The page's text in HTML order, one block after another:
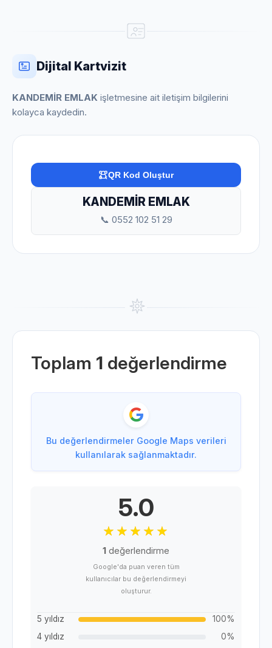
Dijital Kartvizit
KANDEMİR EMLAK işletmesine ait iletişim bilgilerini
kolayca kaydedin.
QR Kod Oluştur
KANDEMİR EMLAK
📞 0552 102 51 29
Toplam 1 değerlendirme
Bu değerlendirmeler Google Maps verileri
kullanılarak sağlanmaktadır.
5.0
1 değerlendirme
Google'da puan veren tüm
kullanıcılar bu değerlendirmeyi
oluşturur.
5 yıldız
100%
4 yıldız
0%